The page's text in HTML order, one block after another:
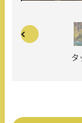
タ